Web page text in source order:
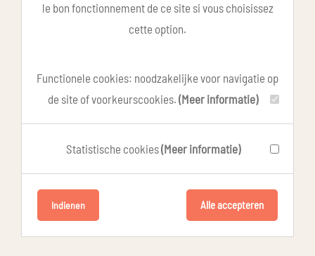
le bon fonctionnement de ce site si vous choisissez
cette option.
Functionele cookies: noodzakelijke voor navigatie op
de site of voorkeurscookies. (Meer informatie)
Statistische cookies(Meer informatie)
Indienen Alle accepteren